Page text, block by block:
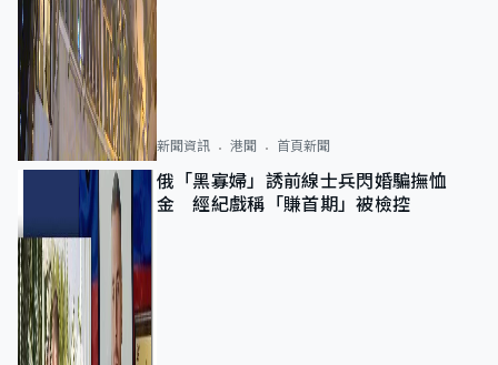
新聞資訊 港聞 首頁新聞
俄「黑寡婦」誘前線士兵閃婚騙撫恤
金 經紀戲稱「賺首期」被檢控